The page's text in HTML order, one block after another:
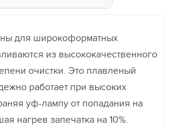
для широкоформатных
из высококачественного
очистки. Это плавленый
работает при высоких
уф-лампу от попадания на
нагрев запечатка на 10%.